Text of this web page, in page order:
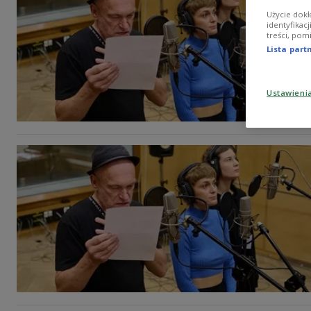
Użycie
treści,
Lista